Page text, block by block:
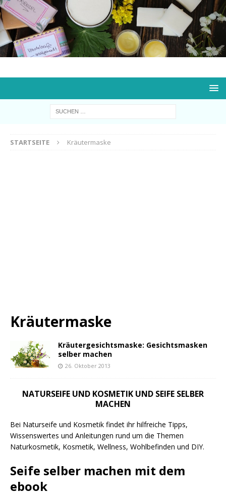
STARTSEITE Kräutermaske
Kräutermaske
Kräutergesichtsmaske: Gesichtsmasken
selber machen
26. Oktober 2013
NATURSEIFE UND KOSMETIK UND SEIFE SELBER
MACHEN
Bei Naturseife und Kosmetik findet ihr hilfreiche Tipps,
Wissenswertes und Anleitungen rund um die Themen
Naturkosmetik, Kosmetik, Wellness, Wohlbefinden und DIY.
Seife selber machen mit dem
ebook